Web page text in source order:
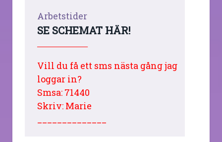
Arbetstider
SE SCHEMAT HÄR!
Vill du få ett sms nästa gång jag
loggar in?
Smsa: 71440
Skriv: Marie